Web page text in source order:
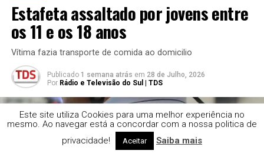
Estafeta assaltado por jovens entre
os 11 e os 18 anos
Vítima fazia transporte de comida ao domicilio
Publicado 1 semana atrás em 28 de Julho, 2026
Por Rádio e Televisão do Sul | TDS
Este site utiliza Cookies para uma melhor experiência no
mesmo. Ao navegar está a concordar com a nossa politica de
privacidade!
Aceitar Saiba mais